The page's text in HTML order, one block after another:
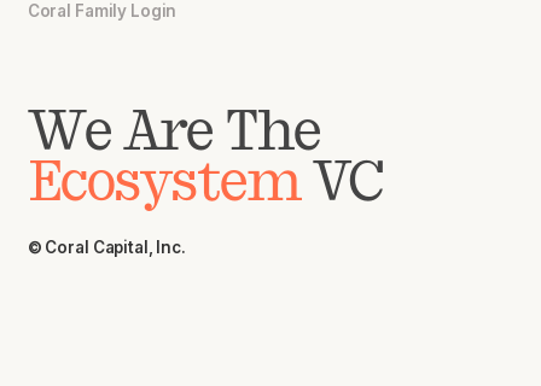
Coral Family Login
We Are The
EcosystemVC
© Coral Capital, Inc.